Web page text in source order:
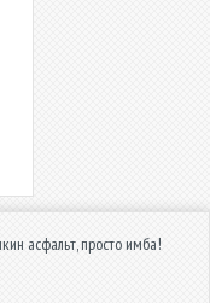
асфальт, просто имба!